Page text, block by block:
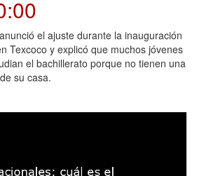
el ajuste durante la inauguración
Texcoco y explicó que muchos jóvenes
el bachillerato porque no tienen una
su casa.